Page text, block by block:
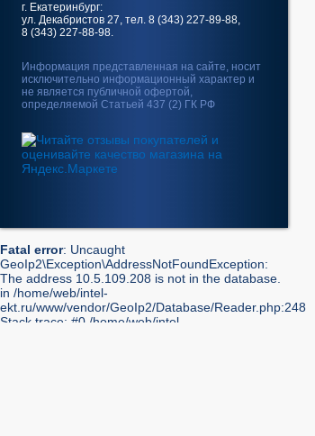
г. Екатеринбург:
ул. Декабристов 27, тел. 8 (343) 227-89-88,
8 (343) 227-88-98.
Информация представленная на сайте, носит
исключительно информационный характер и
не является публичной офертой,
определяемой Статьей 437 (2) ГК РФ
Fatal error: Uncaught
GeoIp2\Exception\AddressNotFoundException:
The address 10.5.109.208 is not in the database.
in /home/web/intel-
ekt.ru/www/vendor/GeoIp2/Database/Reader.php:248
Stack trace: #0 /home/web/intel-